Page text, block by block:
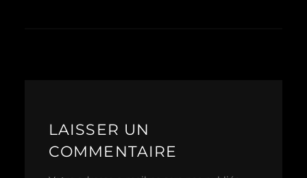
LAISSER UN
COMMENTAIRE